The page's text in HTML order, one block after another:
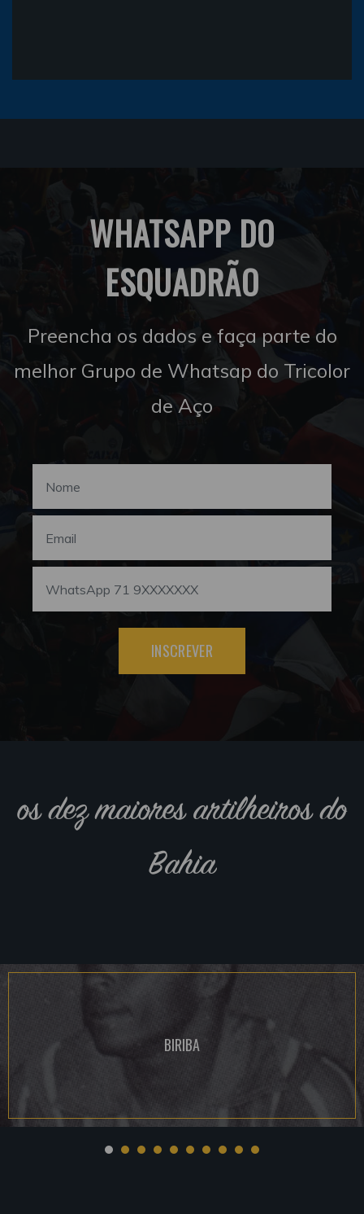
WHATSAPP DO
ESQUADRÃO
Preencha os dados e faça parte do
melhor Grupo de Whatsap do Tricolor
de Aço
INSCREVER
os dez maiores artilheiros do
Bahia
BIRIBA